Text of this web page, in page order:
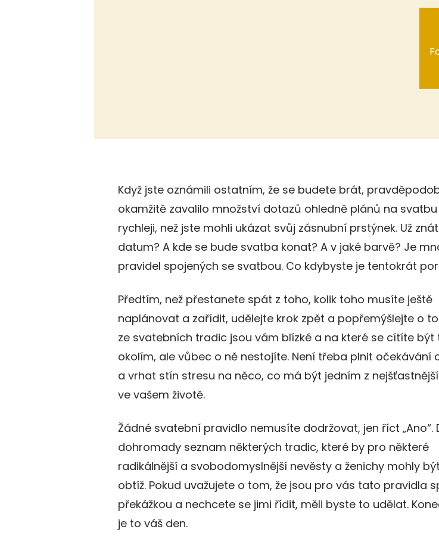
Když jste oznámili ostatním, že se budete brát,
okamžitě zavalilo množství dotazů ohledně plánů na
rychleji, než jste mohli ukázat svůj zásnubní prstýnek. Už
datum? A kde se bude svatba konat? A v jaké barvě? Je
pravidel spojených se svatbou. Co kdybyste je tentokrát
Předtím, než přestanete spát z toho, kolik toho musíte ještě
naplánovat a zařídit, udělejte krok zpět a popřemýšlejte o
ze svatebních tradic jsou vám blízké a na které se cítíte být
okolím, ale vůbec o ně nestojíte. Není třeba plnit očekávání
a vrhat stín stresu na něco, co má být jedním z
ve vašem životě.
Žádné svatební pravidlo nemusíte dodržovat, jen říct „Ano“.
dohromady seznam některých tradic, které by pro některé
radikálnější a svobodomyslnější nevěsty a ženichy mohly
obtíž. Pokud uvažujete o tom, že jsou pro vás tato pravidla
překážkou a nechcete se jimi řídit, měli byste to udělat.
je to váš den.